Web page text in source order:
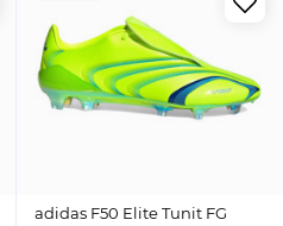
adidas F50 Elite Tunit FG